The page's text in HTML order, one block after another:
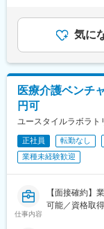
駅、西宮駅(Ｊ
九大病院前駅
気に
医療介護ベンチ
円可
ユースタイルラボラト
正社員 転勤なし
業種未経験歓迎
仕事内容
【面接確約】
可能／資格取